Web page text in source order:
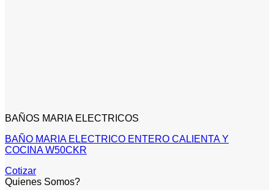
BAÑOS MARIA ELECTRICOS
BAÑO MARIA ELECTRICO ENTERO CALIENTA Y
COCINA W50CKR
Cotizar
Quienes Somos?